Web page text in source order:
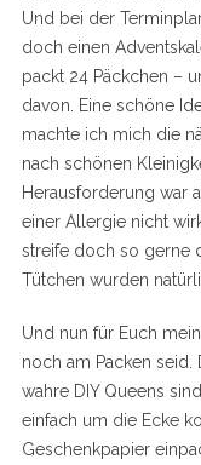
Und bei der
doch einen
packt 24 Päckchen –
davon. Eine schöne
machte ich mich die
nach schönen
Herausforderung war
einer Allergie nicht
streife doch so gerne
Tütchen wurden
Und nun für Euch
noch am Packen
wahre DIY Queens
einfach um die Ecke
Geschenkpapier